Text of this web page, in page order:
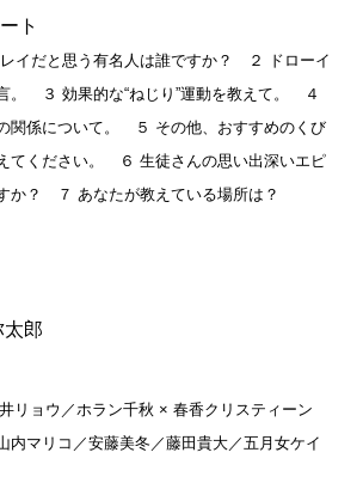
ト
イだと思う有名人は誰ですか？ ２ ドローイ
。 ３ 効果的な“ねじり”運動を教えて。 ４
関係について。 ５ その他、おすすめのくび
てください。 ６ 生徒さんの思い出深いエピ
か？ ７ あなたが教えている場所は？
太郎
リョウ／ホラン千秋 × 春香クリスティーン
内マリコ／安藤美冬／藤田貴大／五月女ケイ